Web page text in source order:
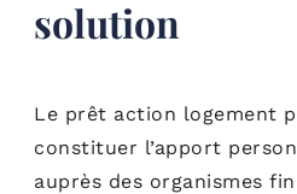
solution
Le prêt action logement
constituer l’apport
auprès des organismes